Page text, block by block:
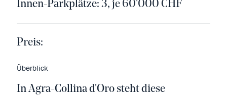
Innen-Parkplätze: 3, je 60'000 CHF
Preis:
Überblick
In Agra-Collina d'Oro steht diese